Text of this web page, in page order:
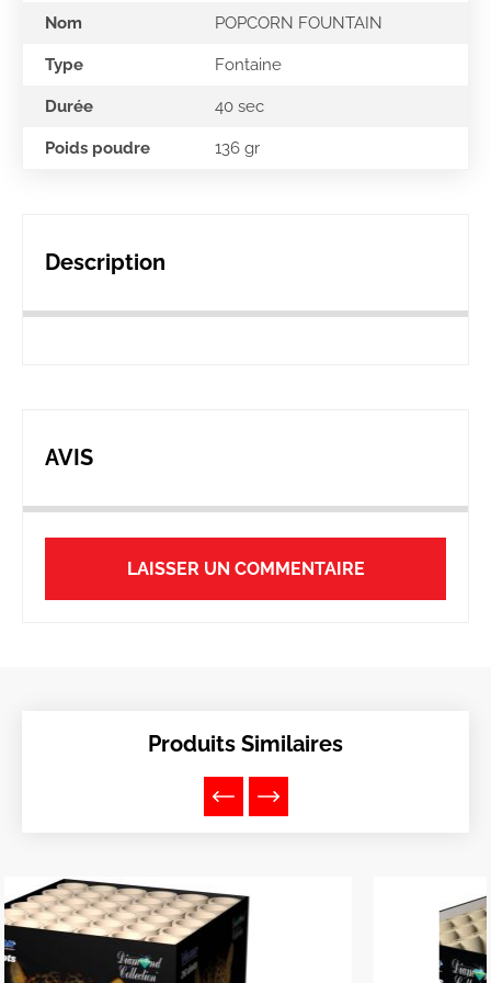
Nom POPCORN FOUNTAIN
Type Fontaine
Durée 40 sec
Poids poudre 136 gr
Description
AVIS
LAISSER UN COMMENTAIRE
Produits Similaires